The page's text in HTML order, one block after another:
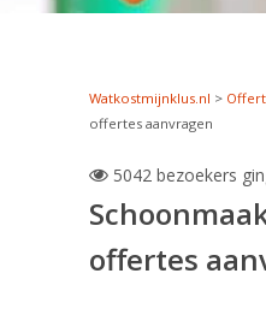
Watkostmijnklus.nl >
offertes aanvragen
 5042 bezoekers
offertes